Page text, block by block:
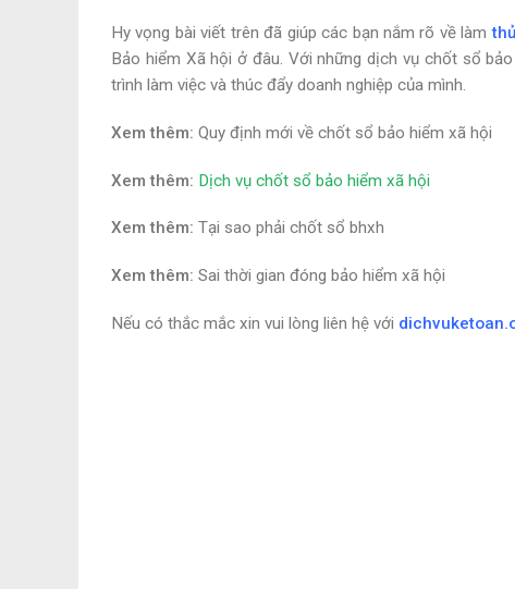
Hy vọng bài viết trên đã giúp các bạn nắm rõ về làm
Bảo hiểm Xã hội ở đâu. Với những dịch vụ chốt sổ
trình làm việc và thúc đẩy doanh nghiệp của mình.
Xem thêm: Quy định mới về chốt sổ bảo hiểm xã hội
Xem thêm: Dịch vụ chốt sổ bảo hiểm xã hội
Xem thêm: Tại sao phải chốt sổ bhxh
Xem thêm: Sai thời gian đóng bảo hiểm xã hội
Nếu có thắc mắc xin vui lòng liên hệ với